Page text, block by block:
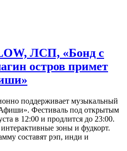
ЛСП, «Бонд с
остров примет
поддерживает музыкальный
Фестиваль под открытым
в 12:00 и продлится до 23:00.
зоны и фудкорт.
составят рэп, инди и